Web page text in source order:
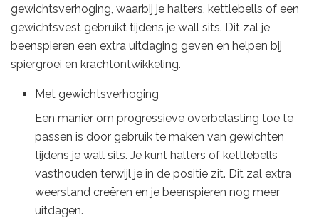
gewichtsverhoging, waarbij je halters, kettlebells of een
gewichtsvest gebruikt tijdens je wall sits. Dit zal je
beenspieren een extra uitdaging geven en helpen bij
spiergroei en krachtontwikkeling.
Met gewichtsverhoging
Een manier om progressieve overbelasting toe te
passen is door gebruik te maken van gewichten
tijdens je wall sits. Je kunt halters of kettlebells
vasthouden terwijl je in de positie zit. Dit zal extra
weerstand creëren en je beenspieren nog meer
uitdagen.